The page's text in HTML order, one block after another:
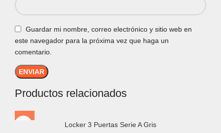
Guardar mi nombre, correo electrónico y sitio web en
este navegador para la próxima vez que haga un
comentario.
Productos relacionados
Locker 3 Puertas Serie A Gris